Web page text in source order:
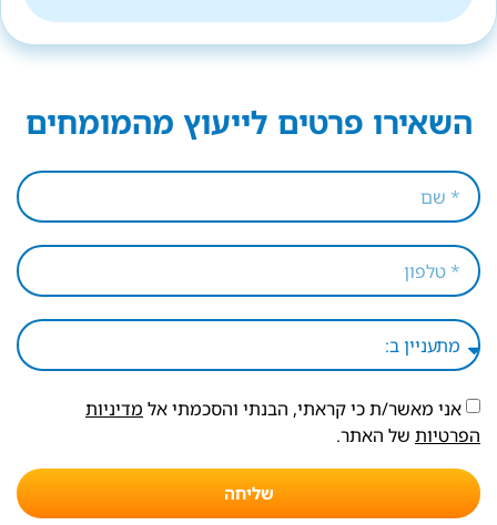
השאירו פרטים לייעוץ מהמומחים
אני מאשר/ת כי קראתי, הבנתי והסכמתי אל מדיניות
הפרטיות של האתר.
שליחה